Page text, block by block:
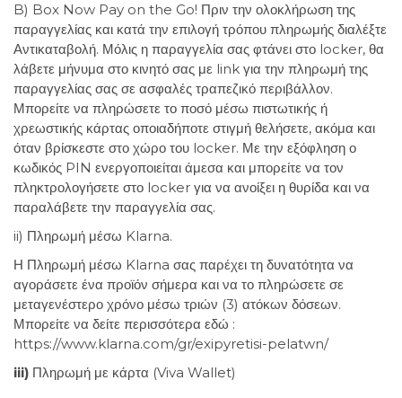
B) Box Now Pay on the Go! Πριν την ολοκλήρωση της
παραγγελίας και κατά την επιλογή τρόπου πληρωμής διαλέξτε
Αντικαταβολή. Μόλις η παραγγελία σας φτάνει στο locker, θα
λάβετε μήνυμα στο κινητό σας με link για την πληρωμή της
παραγγελίας σας σε ασφαλές τραπεζικό περιβάλλον.
Μπορείτε να πληρώσετε το ποσό μέσω πιστωτικής ή
χρεωστικής κάρτας οποιαδήποτε στιγμή θελήσετε, ακόμα και
όταν βρίσκεστε στο χώρο του locker. Με την εξόφληση ο
κωδικός PIN ενεργοποιείται άμεσα και μπορείτε να τον
πληκτρολογήσετε στο locker για να ανοίξει η θυρίδα και να
παραλάβετε την παραγγελία σας.
ii) Πληρωμή μέσω Klarna.
Η Πληρωμή μέσω Klarna σας παρέχει τη δυνατότητα να
αγοράσετε ένα προϊόν σήμερα και να το πληρώσετε σε
μεταγενέστερο χρόνο μέσω τριών (3) ατόκων δόσεων.
Μπορείτε να δείτε περισσότερα εδώ :
https://www.klarna.com/gr/exipyretisi-pelatwn/
iii) Πληρωμή με κάρτα (Viva Wallet)